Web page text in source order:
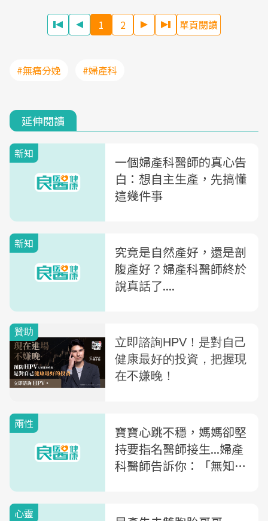
1 2 單頁閱讀
#無痛分娩 #婦產科
延伸閱讀
新知
一個婦產科醫師的真心告
白：想自主生產，先搞懂
這幾件事
新知
究竟是自然產好，還是剖
腹產好？婦產科醫師終於
說真話了....
兩性
寶寶心跳不穩，媽媽卻堅
持要指名醫師接生...婦產
科醫師告訴你：「無知」
心靈